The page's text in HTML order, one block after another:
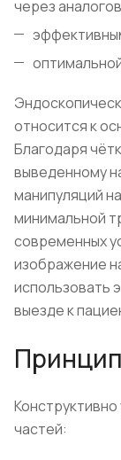
через
относится к
Благодаря
выведенному
манипуляций
минимальной
современных
изображение
использовать
выезде к
частей: